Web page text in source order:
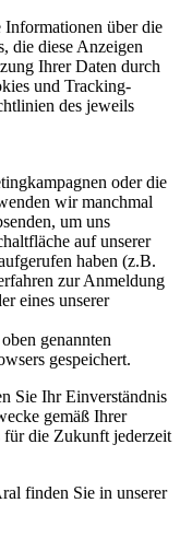
über die
die diese Anzeigen
Ihrer Daten durch
und Tracking-
des jeweils
oder die
wir manchmal
um uns
auf unserer
haben (z.B.
zur Anmeldung
eines unserer
genannten
gespeichert.
Sie Ihr Einverständnis
gemäß Ihrer
für die Zukunft jederzeit
finden Sie in unserer